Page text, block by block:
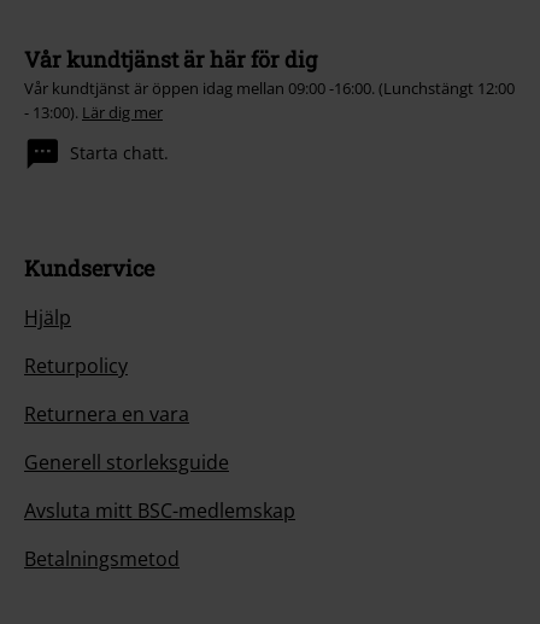
Vår kundtjänst är här för dig
Vår kundtjänst är öppen idag mellan 09:00 -16:00. (Lunchstängt 12:00
- 13:00). Lär dig mer
Starta chatt.
Kundservice
Hjälp
Returpolicy
Returnera en vara
Generell storleksguide
Avsluta mitt BSC-medlemskap
Betalningsmetod